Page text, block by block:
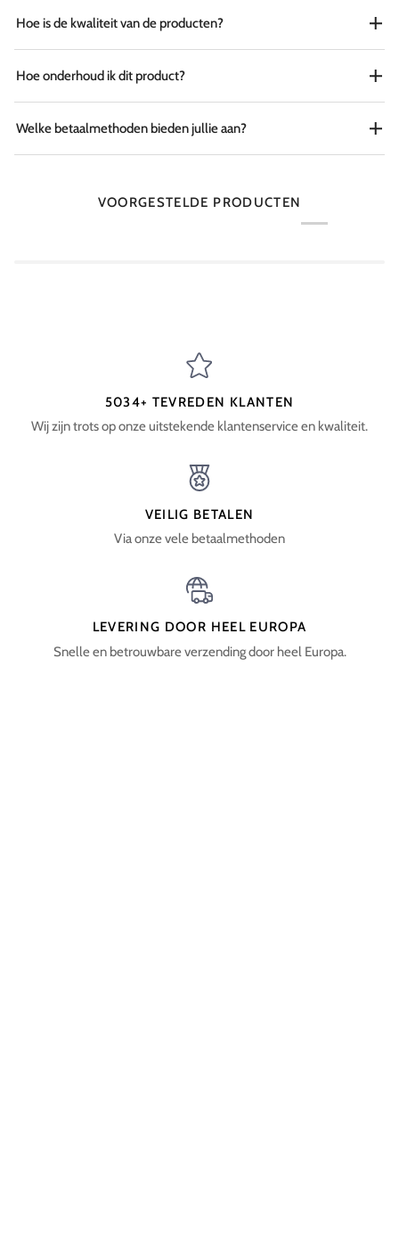
Hoe is de kwaliteit van de producten?
Hoe onderhoud ik dit product?
Welke betaalmethoden bieden jullie aan?
VOORGESTELDE PRODUCTEN
5034+ TEVREDEN KLANTEN
Wij zijn trots op onze uitstekende klantenservice en kwaliteit.
VEILIG BETALEN
Via onze vele betaalmethoden
LEVERING DOOR HEEL EUROPA
Snelle en betrouwbare verzending door heel Europa.